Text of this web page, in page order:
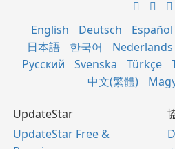
English Deutsch Español
日本語
한국어 Nederlands
Русский
Svenska Türkçe
中文(繁體)
UpdateStar
UpdateStar Free &